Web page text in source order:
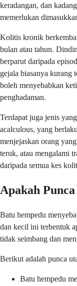
keradangan, dan
memerlukan
Kolitis kronik
bulan atau tahun.
berparut daripada
gejala biasanya kurang
boleh menyebabkan
penghadaman.
Terdapat juga jenis
acalculous, yang
menjejaskan orang
teruk, atau mengalami
daripada semua kes
Apakah
Batu hempedu
dan kecil ini terbentuk
tidak seimbang dan
Berikut adalah punca
Batu hempedu